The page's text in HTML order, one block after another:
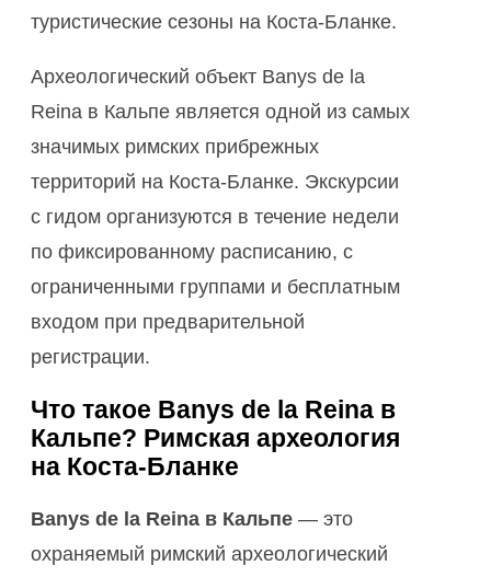
туристические сезоны на Коста-Бланке.
Археологический объект Banys de la
Reina в Кальпе является одной из самых
значимых римских прибрежных
территорий на Коста-Бланке. Экскурсии
с гидом организуются в течение недели
по фиксированному расписанию, с
ограниченными группами и бесплатным
входом при предварительной
регистрации.
Что такое Banys de la Reina в
Кальпе? Римская археология
на Коста-Бланке
Banys de la Reina в Кальпе — это
охраняемый римский археологический